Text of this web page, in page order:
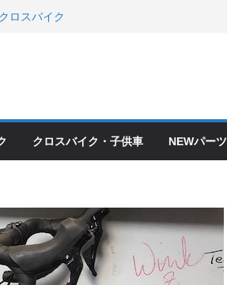
ロスバイク
。
最高
スタムと、
クロスバイク・子供車 NEWパーツ